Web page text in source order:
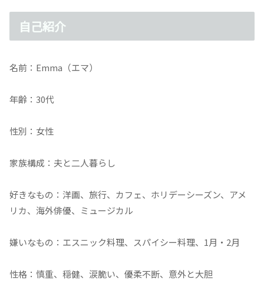
自己紹介
名前：Emma（エマ）
年齢：30代
性別：女性
家族構成：夫と二人暮らし
好きなもの：洋画、旅行、カフェ、ホリデーシーズン、アメ
リカ、海外俳優、ミュージカル
嫌いなもの：エスニック料理、スパイシー料理、1月・2月
性格：慎重、穏健、涙脆い、優柔不断、意外と大胆